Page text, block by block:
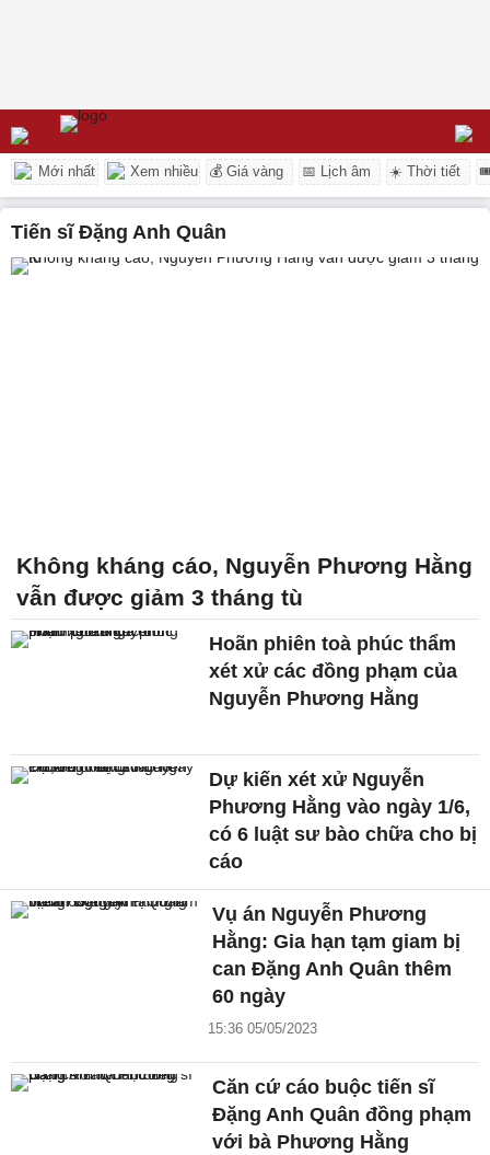
Mới nhất Xem nhiều 💰 Giá vàng 📅 Lịch âm ☀️ Thời tiết
Tiến sĩ Đặng Anh Quân
Không kháng cáo, Nguyễn Phương Hằng
vẫn được giảm 3 tháng tù
Hoãn phiên toà phúc thẩm
xét xử các đồng phạm của
Nguyễn Phương Hằng
Dự kiến xét xử Nguyễn
Phương Hằng vào ngày 1/6,
có 6 luật sư bào chữa cho bị
cáo
Vụ án Nguyễn Phương
Hằng: Gia hạn tạm giam bị
can Đặng Anh Quân thêm
60 ngày
15:36 05/05/2023
Căn cứ cáo buộc tiến sĩ
Đặng Anh Quân đồng phạm
với bà Phương Hằng